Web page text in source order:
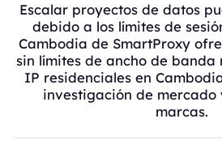
Escalar proyectos de datos
debido a los límites de
Cambodia de SmartProxy
sin límites de ancho de banda
IP residenciales en
investigación de mercado
marcas.